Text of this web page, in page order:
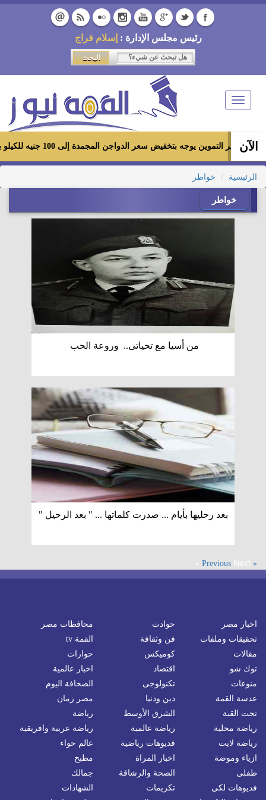
رئيس مجلس الإدارة : إسلام فراج
Toggle
navigation
الآنوزير التموين يوجه بتخفيض سعر الدواجن المجمدة إلى 100 جنيه للكيلو بالمجمعات الاستهلاكية ومعارض «أهلاً رمضان»
الرئيسية خواطر
خواطر
من أسيا مع تحياتى.. وروعة الحب
بعد رحليها بأيام ... صدرت كلماتها ... " بعد الرحيل "
« Previous
Next »
اخبار مصر حوادث
محافظات مصر
تحقيقات وملفات
فن وثقافة
القمة tv
مقالات
كوميكس
حوارات
توك شو
اقتصاد
اخبار عالمية
منوعات
تكنولوجى
الصحافة اليوم
عدسة القمة
دين ودنيا
مصر زمان
تحت القبة
الشرق الأوسط
رياضة
رياضة محلية
رياضة عالمية
رياضة عربية وافريقية
رياضة لايت
فديوهات رياضية
عالم حواء
ازياء وموضة
اخبار المراة
مطبخ
طفلى
الصحة والرشاقة
جمالك
فديوهات لكى
تكريمات
الشهادات